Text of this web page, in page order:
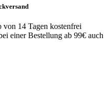
14 Tagen kostenfrei
einer Bestellung ab 99€ auch